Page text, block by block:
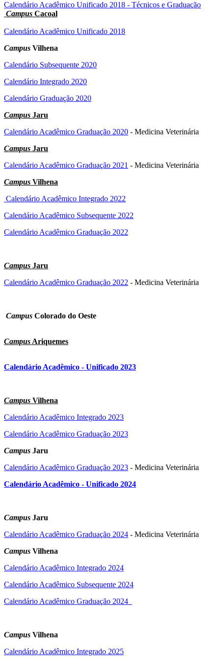
Calendário Acadêmico Unificado 2018 - Técnicos e Graduação
Campus Cacoal
Calendário Acadêmico Unificado 2018
Campus Vilhena
Calendário Subsequente 2020
Calendário Integrado 2020
Calendário Graduação 2020
Campus Jaru
Calendário Acadêmico Graduação 2020 - Medicina Veterinária
Campus Jaru
Calendário Acadêmico Graduação 2021 - Medicina Veterinária
Campus Vilhena
Calendário Acadêmico Integrado 2022
Calendário Acadêmico Subsequente 2022
Calendário Acadêmico Graduação 2022
Campus Jaru
Calendário Acadêmico Graduação 2022 - Medicina Veterinária
Campus Colorado do Oeste
Campus Ariquemes
Calendário Acadêmico - Unificado 2023
Campus Vilhena
Calendário Acadêmico Integrado 2023
Calendário Acadêmico Graduação 2023
Campus Jaru
Calendário Acadêmico Graduação 2023 - Medicina Veterinária
Calendário Acadêmico - Unificado 2024
Campus Jaru
Calendário Acadêmico Graduação 2024 - Medicina Veterinária
Campus Vilhena
Calendário Acadêmico Integrado 2024
Calendário Acadêmico Subsequente 2024
Calendário Acadêmico Graduação 2024
Campus Vilhena
Calendário Acadêmico Integrado 2025